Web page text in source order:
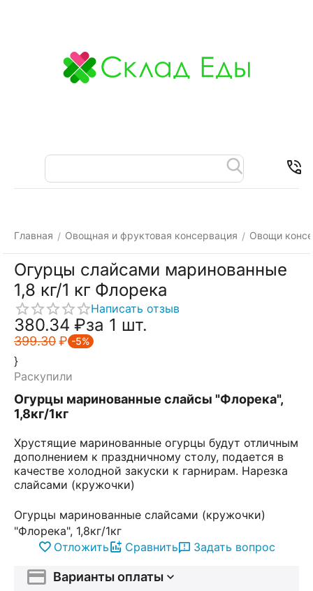
Главная / Овощная и фруктовая консервация / Овощи
Огурцы слайсами маринованные
1,8 кг/1 кг Флорека
Написать отзыв
380.34 ₽за 1 шт.
399.30₽ -5%
}
Раскупили
Огурцы маринованные слайсы "Флорека",
1,8кг/1кг
Хрустящие маринованные огурцы будут отличным
дополнением к праздничному столу, подается в
качестве холодной закуски к гарнирам. Нарезка
слайсами (кружочки)
Огурцы маринованные слайсами (кружочки)
"Флорека", 1,8кг/1кг
Отложить
Сравнить Задать вопрос
Варианты оплаты